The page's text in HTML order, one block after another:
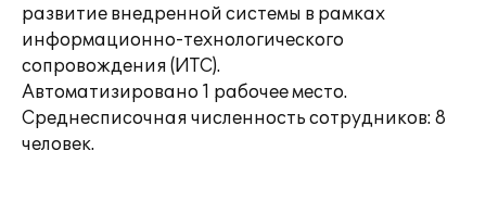
развитие внедренной системы в рамках
информационно-технологического
сопровождения (ИТС).
Автоматизировано 1 рабочее место.
Среднесписочная численность сотрудников: 8
человек.